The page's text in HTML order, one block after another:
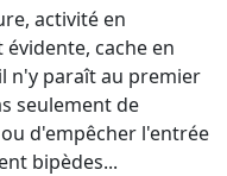
activité en
cache en
n'y paraît au premier
seulement de
d'empêcher l'entrée
bipèdes...